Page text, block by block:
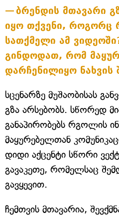
ბრენდის მთავარი
იყო თქვენი, როგორც
სათქმელი ამ
გინდოდათ, რომ
დარჩენილიყო ნახვის
სცენარზე მუშაობისას
გზა არსებობს. სწორედ
განაპირობებს რგოლის
მაყურებელთან
დიდი აქცენტი სწორი
გავაკეთე, რომელსაც
გავყევით.
ჩემთვის მთავარია,